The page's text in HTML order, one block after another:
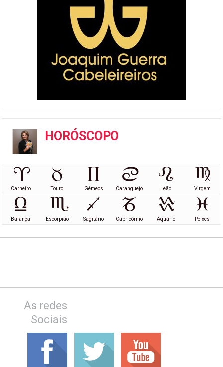
HORÓSCOPO
Carneiro Touro Gémeos Caranguejo Leão Virgem
Balança Escorpião Sagitário Capricórnio Aquário Peixes
As redes
Sociais